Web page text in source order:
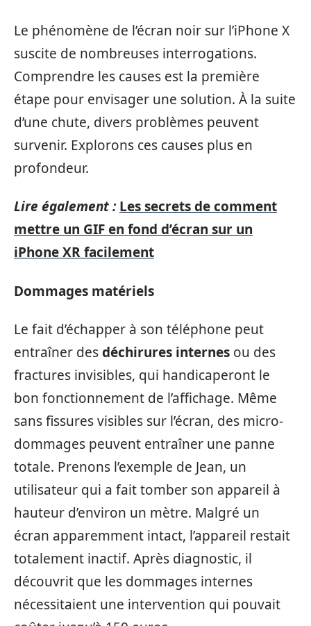
Le phénomène de l’écran noir sur l’iPhone X
suscite de nombreuses interrogations.
Comprendre les causes est la première
étape pour envisager une solution. À la suite
d’une chute, divers problèmes peuvent
survenir. Explorons ces causes plus en
profondeur.
Lire également : Les secrets de comment
mettre un GIF en fond d’écran sur un
iPhone XR facilement
Dommages matériels
Le fait d’échapper à son téléphone peut
entraîner desdéchirures internes ou des
fractures invisibles, qui handicaperont le
bon fonctionnement de l’affichage. Même
sans fissures visibles sur l’écran, des micro-
dommages peuvent entraîner une panne
totale. Prenons l’exemple de Jean, un
utilisateur qui a fait tomber son appareil à
hauteur d’environ un mètre. Malgré un
écran apparemment intact, l’appareil restait
totalement inactif. Après diagnostic, il
découvrit que les dommages internes
nécessitaient une intervention qui pouvait